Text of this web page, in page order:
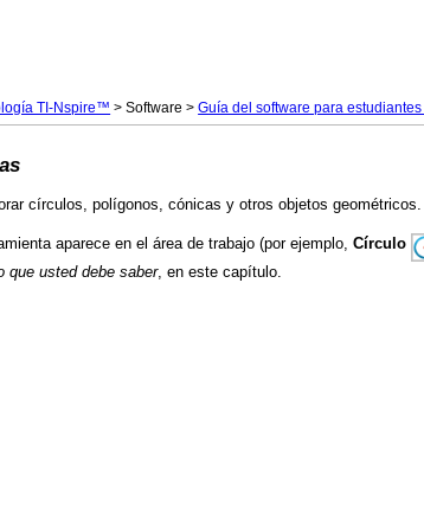
TI-Nspire™ >Software >Guía del software para
círculos, polígonos, cónicas y otros objetos geométricos.
aparece en el área de trabajo (por ejemplo,Círculo
que usted debe saber, en este capítulo.